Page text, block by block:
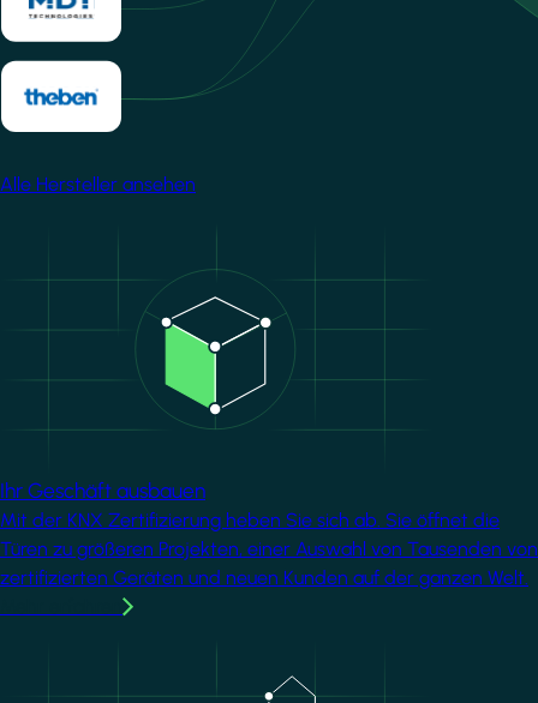
Alle Hersteller ansehen
Ihr Geschäft ausbauen
Mit der KNX Zertifizierung heben Sie sich ab. Sie öffnet die
Türen zu größeren Projekten, einer Auswahl von Tausenden von
zertifizierten Geräten und neuen Kunden auf der ganzen Welt.